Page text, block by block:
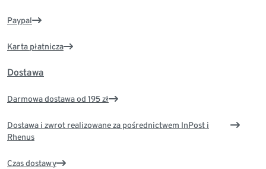
Paypal
Karta płatnicza
Dostawa
Darmowa dostawa od 195 zł
Dostawa i zwrot realizowane za pośrednictwem InPost i
Rhenus
Czas dostawy